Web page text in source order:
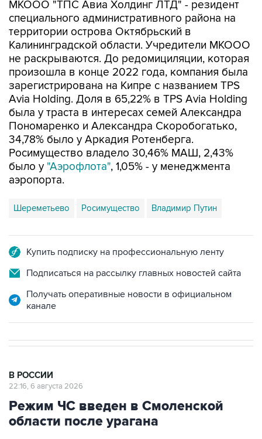
МКООО "ТПС Авиа Холдинг ЛТД" - резидент
специального административного района на
территории острова Октябрьский в
Калининградской области. Учредители МКООО
не раскрываются. До редомициляции, которая
произошла в конце 2022 года, компания была
зарегистрирована на Кипре с названием TPS
Avia Holding. Доля в 65,22% в TPS Avia Holding
была у траста в интересах семей Александра
Пономаренко и Александра Скоробогатько,
34,78% было у Аркадия Ротенберга.
Росимущество владело 30,46% МАШ, 2,43%
было у "Аэрофлота", 1,05% - у менеджмента
аэропорта.
Шереметьево Росимущество Владимир Путин
Купить подписку на профессиональную ленту
Подписаться на рассылку главных новостей сайта
Получать оперативные новости в официальном
канале
В РОССИИ
22:16, 6 августа 2026
Режим ЧС введен в Смоленской
области после урагана